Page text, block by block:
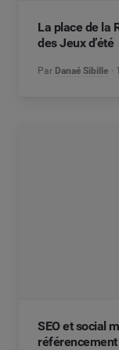
La place de la
des Jeux d’été
Par Danaé Sibille
SEO et social